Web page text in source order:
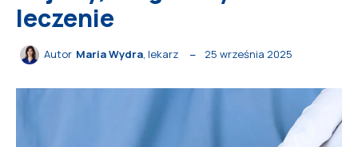
leczenie
Autor Maria Wydra, lekarz 25 września 2025